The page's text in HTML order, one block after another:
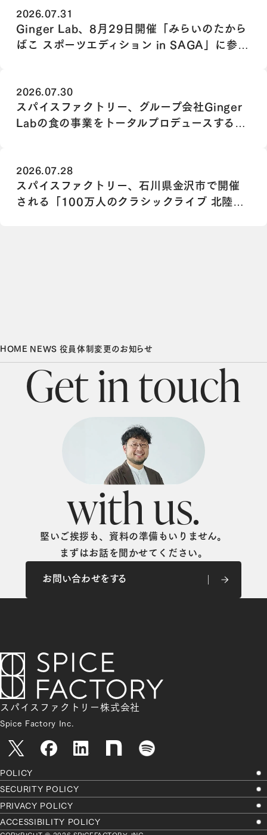
2026.07.31
Ginger Lab、8月29日開催「みらいのたから
ばこ スポーツエディション in SAGA」に参
2026.07.30
スパイスファクトリー、グループ会社Ginger
Labの食の事業をトータルプロデュースする
2026.07.28
スパイスファクトリー、石川県金沢市で開催
される「100万人のクラシックライブ 北陸エ
HOME NEWS 役員体制変更のお知らせ
Getintouch
withus.
堅いご挨拶も、資料の準備もいりません。
まずはお話を聞かせてください。
お問い合わせをする
スパイスファクトリー株式会社
Spice Factory Inc.
POLICY
SECURITY POLICY
PRIVACY POLICY
ACCESSIBILITY POLICY